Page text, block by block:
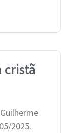
cristã
2025.